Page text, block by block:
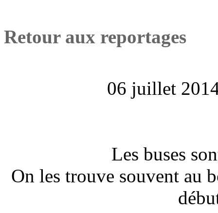
Retour aux reportages
06 juillet
Les buses
On les trouve souvent au